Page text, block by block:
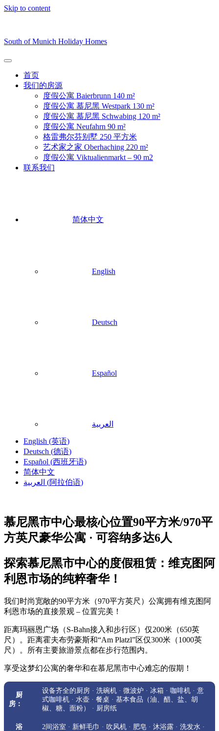
Skip to content
South of Munich Holiday Homes
首页
我们的房源
度假公寓 Baierbrunn 140 m²
度假公寓 慕尼黑 Westpark 130 m²
度假公寓 慕尼黑 Schwabing 120 m²
度假公寓 Neufahrn 90 m²
格雷弗尔芬别墅 250 平方米
艺术家之家 Oberhaching 220 m²
度假公寓 Viktualienmarkt – 90 m2
联系我们
简体中文
English
Deutsch
Español
العربية
English (英语)
Deutsch (德语)
Español (西班牙语)
简体中文
العربية (阿拉伯语)
慕尼黑市中心最核心位置90平方米/970平
方英尺豪华公寓 · 可容纳多达6人
探索慕尼黑市中心的度假租赁：维克图阿
利恩市场的纯粹奢华！
我们时尚宽敞的90平方米（970平方英尺）公寓拥有维克图阿
利恩市场的直接景观 – 位置完美！
距离玛丽恩广场（S-Bahn接入和步行区）仅200米（650英
尺）。距离霍夫布劳豪斯和“Am Platzl”区仅300米（1000英
尺）。所有主要旅游景点都在步行范围内。
享受这梦幻公寓的奢华和在慕尼黑市中心难忘的假期！
厨
房：
设备齐全的厨房 · 洗碗机 · 微波炉 · 冰箱 · 咖啡机 · 意
式咖啡机 · 水壶 · 餐桌 · 基本食品（油、醋、盐、胡
椒、糖、面粉） · 厨房纸
浴
2间浴室 · 新鲜毛巾 · 吹风机 · 肥皂 · 沐浴露 · 洗发水 ·